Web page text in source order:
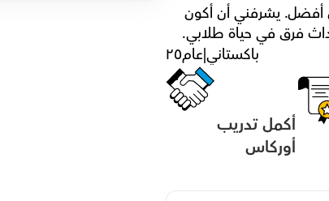
أؤمن حقًا بأن التعليم أداة قوية يمكن أن تحول الحياة وتمكن الأفراد من خلق مستقبل أفضل. يشرفني أن أكون
فرق في حياة طلابي.
٢٥عام|باكستاني
أوركاس